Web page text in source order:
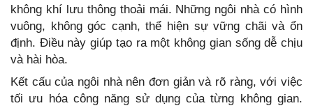
không khí lưu thông thoải mái. Những ngôi nhà có hình
vuông, không góc cạnh, thể hiện sự vững chãi và ổn
định. Điều này giúp tạo ra một không gian sống dễ chịu
và hài hòa.
Kết cấu của ngôi nhà nên đơn giản và rõ ràng, với việc
tối ưu hóa công năng sử dụng của từng không gian.